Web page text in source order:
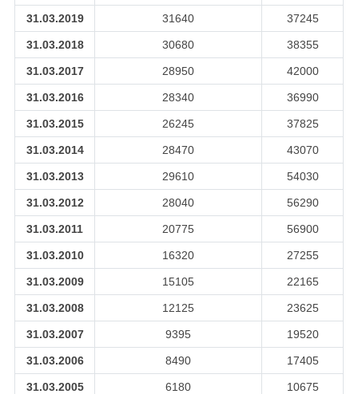
31.03.2019 31640 37245
31.03.2018 30680 38355
31.03.2017 28950 42000
31.03.2016 28340 36990
31.03.2015 26245 37825
31.03.2014 28470 43070
31.03.2013 29610 54030
31.03.2012 28040 56290
31.03.2011 20775 56900
31.03.2010 16320 27255
31.03.2009 15105 22165
31.03.2008 12125 23625
31.03.2007 9395 19520
31.03.2006 8490 17405
31.03.2005 6180 10675